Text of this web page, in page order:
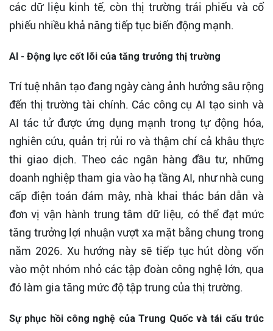
các dữ liệu kinh tế, còn thị trường trái phiếu và cổ
phiếu nhiều khả năng tiếp tục biến động mạnh.
AI - Động lực cốt lõi của tăng trưởng thị trường
Trí tuệ nhân tạo đang ngày càng ảnh hưởng sâu rộng
đến thị trường tài chính. Các công cụ AI tạo sinh và
AI tác tử được ứng dụng mạnh trong tự động hóa,
nghiên cứu, quản trị rủi ro và thậm chí cả khâu thực
thi giao dịch. Theo các ngân hàng đầu tư, những
doanh nghiệp tham gia vào hạ tầng AI, như nhà cung
cấp điện toán đám mây, nhà khai thác bán dẫn và
đơn vị vận hành trung tâm dữ liệu, có thể đạt mức
tăng trưởng lợi nhuận vượt xa mặt bằng chung trong
năm 2026. Xu hướng này sẽ tiếp tục hút dòng vốn
vào một nhóm nhỏ các tập đoàn công nghệ lớn, qua
đó làm gia tăng mức độ tập trung của thị trường.
Sự phục hồi công nghệ của Trung Quốc và tái cấu trúc